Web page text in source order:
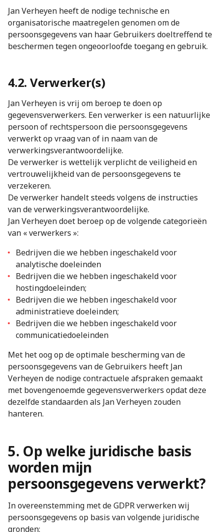
Jan Verheyen heeft de nodige technische en
organisatorische maatregelen genomen om de
persoonsgegevens van haar Gebruikers doeltreffend te
beschermen tegen ongeoorloofde toegang en gebruik.
4.2. Verwerker(s)
Jan Verheyen is vrij om beroep te doen op
gegevensverwerkers. Een verwerker is een natuurlijke
persoon of rechtspersoon die persoonsgegevens
verwerkt op vraag van of in naam van de
verwerkingsverantwoordelijke.
De verwerker is wettelijk verplicht de veiligheid en
vertrouwelijkheid van de persoonsgegevens te
verzekeren.
De verwerker handelt steeds volgens de instructies
van de verwerkingsverantwoordelijke.
Jan Verheyen doet beroep op de volgende categorieën
van « verwerkers »:
Bedrijven die we hebben ingeschakeld voor
analytische doeleinden
Bedrijven die we hebben ingeschakeld voor
hostingdoeleinden;
Bedrijven die we hebben ingeschakeld voor
administratieve doeleinden;
Bedrijven die we hebben ingeschakeld voor
communicatiedoeleinden
Met het oog op de optimale bescherming van de
persoonsgegevens van de Gebruikers heeft Jan
Verheyen de nodige contractuele afspraken gemaakt
met bovengenoemde gegevensverwerkers opdat deze
dezelfde standaarden als Jan Verheyen zouden
hanteren.
5. Op welke juridische basis
worden mijn
persoonsgegevens verwerkt?
In overeenstemming met de GDPR verwerken wij
persoonsgegevens op basis van volgende juridische
gronden: